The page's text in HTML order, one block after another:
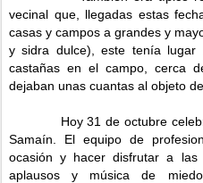
vecinal que, llegadas estas
casas y campos a grandes y
y sidra dulce), este tenía
castañas en el campo, cerca
dejaban unas cuantas al objeto
Hoy 31 de octubre
Samaín. El equipo de
ocasión y hacer disfrutar a las
aplausos y música de